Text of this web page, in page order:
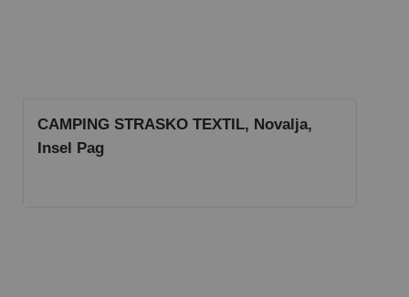
CAMPING STRASKO TEXTIL, Novalja,
Insel Pag